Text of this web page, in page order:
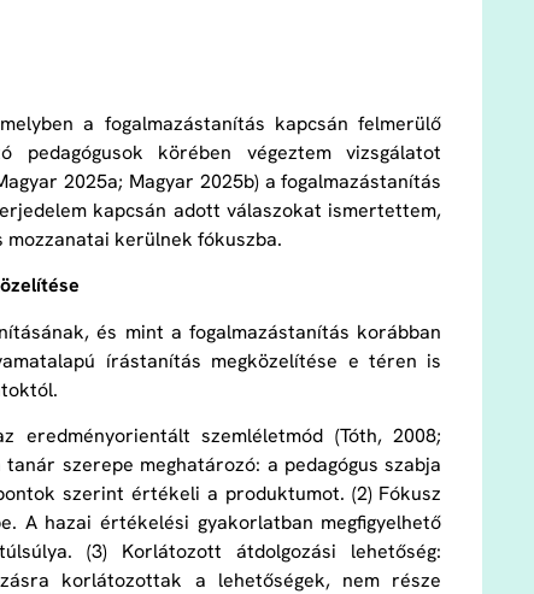
a fogalmazástanítás kapcsán felmerülő
körében végeztem vizsgálatot
2025a; Magyar 2025b) a fogalmazástanítás
kapcsán adott válaszokat ismertettem,
mozzanatai kerülnek fókuszba.
és mint a fogalmazástanítás korábban
írástanítás megközelítése e téren is
eredményorientált szemléletmód (Tóth, 2008;
szerepe meghatározó: a pedagógus szabja
szerint értékeli a produktumot. (2) Fókusz
A hazai értékelési gyakorlatban megfigyelhető
(3) Korlátozott átdolgozási lehetőség:
korlátozottak a lehetőségek, nem része